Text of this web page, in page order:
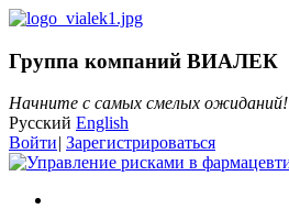
Группа компаний ВИАЛЕК
Начните с самых смелых ожиданий!
Русский English
Войти| Зарегистрироваться